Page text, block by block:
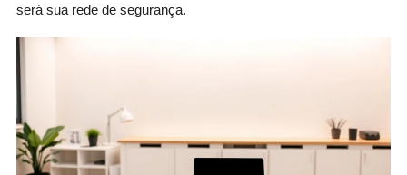
será sua rede de segurança.